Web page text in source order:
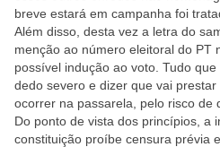
breve estará em campanha foi
Além disso, desta vez a letra do
menção ao número eleitoral do PT
possível indução ao voto. Tudo
dedo severo e dizer que vai
ocorrer na passarela, pelo risco de
Do ponto de vista dos princípios, a
constituição proíbe censura prévia